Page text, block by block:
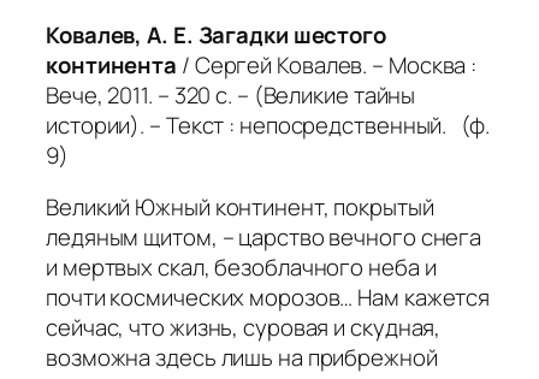
Ковалев, А. Е. Загадки шестого
континента / Сергей Ковалев. – Москва :
Вече, 2011. – 320 с. – (Великие тайны
истории). – Текст : непосредственный. (ф.
9)
Великий Южный континент, покрытый
ледяным щитом, – царство вечного снега
и мертвых скал, безоблачного неба и
почти космических морозов… Нам кажется
сейчас, что жизнь, суровая и скудная,
возможна здесь лишь на прибрежной